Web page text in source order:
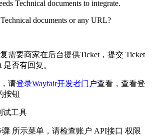
Technical documents to integrate.
documents or any URL?
需要商家在后台提供Ticket，提交 Ticket
否有回复。
请登录Wayfair开发者门户查看，查看登
按钮
骤 所示菜单，请检查账户 API接口 权限